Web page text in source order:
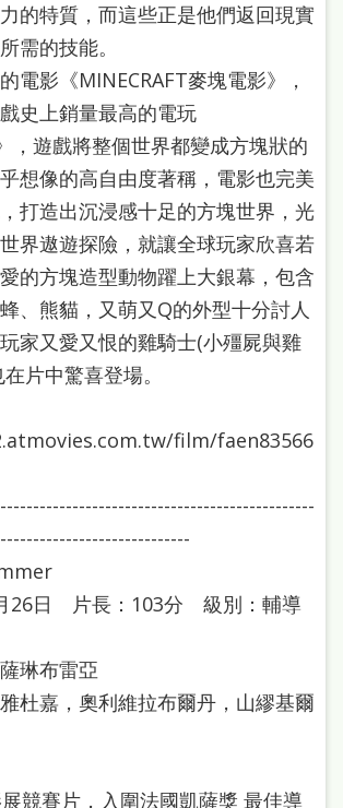
的特質，而這些正是他們返回現實
需的技能。
電影《MINECRAFT麥塊電影》，
史上銷量最高的電玩
，遊戲將整個世界都變成方塊狀的
想像的高自由度著稱，電影也完美
打造出沉浸感十足的方塊世界，光
界遨遊探險，就讓全球玩家欣喜若
的方塊造型動物躍上大銀幕，包含
、熊貓，又萌又Q的外型十分討人
家又愛又恨的雞騎士(小殭屍與雞
片中驚喜登場。
film/faen83566
26日 片長：103分 級別：輔導
布雷亞
嘉，奧利維拉布爾丹，山繆基爾
競賽片，入圍法國凱薩獎 最佳導